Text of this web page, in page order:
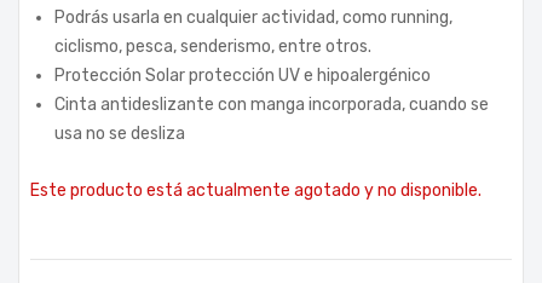
Podrás usarla en cualquier actividad, como running,
ciclismo, pesca, senderismo, entre otros.
Protección Solar protección UV e hipoalergénico
Cinta antideslizante con manga incorporada, cuando se
usa no se desliza
Este producto está actualmente agotado y no disponible.